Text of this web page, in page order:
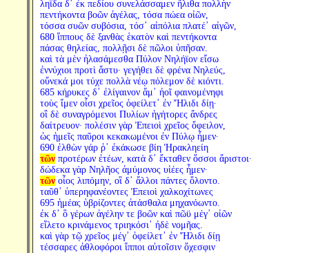
ληΐδα δ᾽ ἐκ πεδίου συνελάσσαμεν ἤλιθα πολλὴν
πεντήκοντα βοῶν ἀγέλας, τόσα πώεα οἰῶν,
τόσσα συῶν συβόσια, τόσ᾽ αἰπόλια πλατέ᾽ αἰγῶν,
680 ἵππους δὲ ξανθὰς ἑκατὸν καὶ πεντήκοντα
πάσας θηλείας, πολλῇσι δὲ πῶλοι ὑπῆσαν.
καὶ τὰ μὲν ἠλασάμεσθα Πύλον Νηλήϊον εἴσω
ἐννύχιοι προτὶ ἄστυ· γεγήθει δὲ φρένα Νηλεύς,
οὕνεκά μοι τύχε πολλὰ νέῳ πόλεμον δὲ κιόντι.
685 κήρυκες δ᾽ ἐλίγαινον ἅμ᾽ ἠοῖ φαινομένηφι
τοὺς ἴμεν οἷσι χρεῖος ὀφείλετ᾽ ἐν Ἤλιδι δίῃ·
οἳ δὲ συναγρόμενοι Πυλίων ἡγήτορες ἄνδρες
δαίτρευον· πολέσιν γὰρ Ἐπειοὶ χρεῖος ὄφειλον,
ὡς ἡμεῖς παῦροι κεκακωμένοι ἐν Πύλῳ ἦμεν·
690 ἐλθὼν γάρ ῥ᾽ ἐκάκωσε βίη Ἡρακληείη
τῶνπροτέρων ἐτέων, κατὰ δ᾽ ἔκταθεν ὅσσοι ἄριστοι·
δώδεκα γὰρ Νηλῆος ἀμύμονος υἱέες ἦμεν·
τῶνοἶος λιπόμην, οἳ δ᾽ ἄλλοι πάντες ὄλοντο.
ταῦθ᾽ ὑπερηφανέοντες Ἐπειοὶ χαλκοχίτωνες
695 ἡμέας ὑβρίζοντες ἀτάσθαλα μηχανόωντο.
ἐκ δ᾽ ὃ γέρων ἀγέλην τε βοῶν καὶ πῶϋ μέγ᾽ οἰῶν
εἵλετο κρινάμενος τριηκόσι᾽ ἠδὲ νομῆας.
καὶ γὰρ τῷ χρεῖος μέγ᾽ ὀφείλετ᾽ ἐν Ἤλιδι δίῃ
τέσσαρες ἀθλοφόροι ἵπποι αὐτοῖσιν ὄχεσφιν